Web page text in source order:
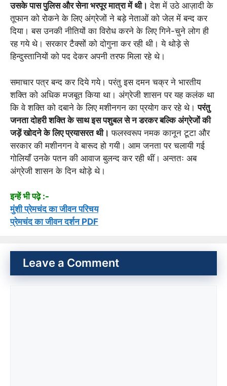
उसके पास पुलिस और सेना भरपूर मात्रा में थी। देश में उठे आज़ादी के
तूफान को रोकने के लिए अंग्रेजों ने बड़े नेताओं को जेल में बन्द कर
दिया। बस उनकी नीतियों का विरोध करने के लिए गिने-चुने लोग ही
रह गये थे। सरकार टैक्सों को दोगुना कर रही थी। ये थोड़े से
हिन्दुस्तानियों को पद देकर अपनी तरफ मिला रहे थे।
समाचार पत्र बन्द कर दिये गये। परंतु इस दमन चक्र ने भारतीय
शक्ति को अधिक मजबूत किया था। अंग्रेजी शासन पर यह कलंक था
कि वे शक्ति को दबाने के लिए मशीनगन का प्रयोग कर रहे थे।परंतु
जनता दोहरी शक्ति के साथ इस पशुबल से न डरकर बल्कि अंग्रेजों की
जड़ें खोदने के लिए प्रयासरत थी। फलस्वरूप नमक कानून टूटा और
सरकार की मशीनगन वे बारूद हो गयी। आम जनता पर चलायी गई
गोलियाँ उनके पतन की आवाज बुलन्द कर रही थीं। अन्ततः अब
अंग्रेजी शासन के दिन थोड़े थे।
इन्हें भी पढ़े :-
मुंशी प्रेमचंद का जीवन परिचय
प्रेमचंद का जीवन दर्शन PDF
Leave a Comment